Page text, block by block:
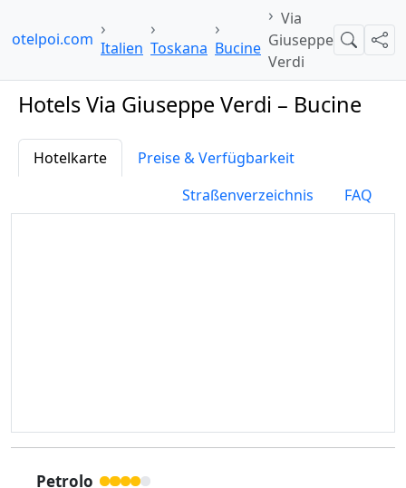
hotelpoi.com Italien Toskana Bucine
Via
Giuseppe
Verdi
Suche
Hotels Via Giuseppe Verdi – Bucine
Hotelkarte
Preise & Verfügbarkeit
Straßenverzeichnis
FAQ
Petrolo